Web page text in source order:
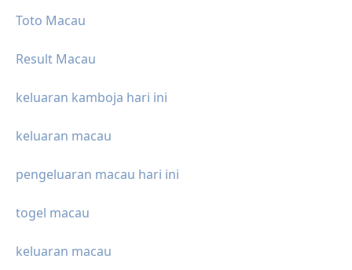
Toto Macau
Result Macau
keluaran kamboja hari ini
keluaran macau
pengeluaran macau hari ini
togel macau
keluaran macau